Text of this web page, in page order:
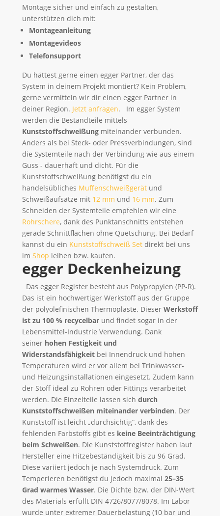
Montage sicher und einfach zu gestalten,
unterstützen dich mit:
Montageanleitung
Montagevideos
Telefonsupport
Du hättest gerne einen egger Partner, der das
System in deinem Projekt montiert? Kein Problem,
gerne vermitteln wir dir einen egger Partner in
deiner Region. Jetzt anfragen. Im egger System
werden die Bestandteile mittels
Kunststoffschweißungmiteinander verbunden.
Anders als bei Steck- oder Pressverbindungen, sind
die Systemteile nach der Verbindung wie aus einem
Guss - dauerhaft und dicht. Für die
Kunststoffschweißung benötigst du ein
handelsübliches Muffenschweißgerätund
Schweißaufsätze mit 12 mm und 16 mm. Zum
Schneiden der Systemteile empfehlen wir eine
Rohrschere, dank des Punktanschnitts entstehen
gerade Schnittflächen ohne Quetschung. Bei Bedarf
kannst du ein Kunststoffschweiß Setdirekt bei uns
im Shop leihen bzw. kaufen.
egger Deckenheizung
Das egger Register besteht aus Polypropylen (PP-R).
Das ist ein hochwertiger Werkstoff aus der Gruppe
der polyolefinischen Thermoplaste. Dieser Werkstoff
ist zu 100 % recycelbarund findet sogar in der
Lebensmittel-Industrie Verwendung. Dank
seiner hohen Festigkeit und
Widerstandsfähigkeitbei Innendruck und hohen
Temperaturen wird er vor allem bei Trinkwasser-
und Heizungsinstallationen eingesetzt. Zudem kann
der Stoff ideal zu Rohren oder Fittings verarbeitet
werden. Die Einzelteile lassen sich durch
Kunststoffschweißen miteinander verbinden. Der
Kunststoff ist leicht „durchsichtig“, dank des
fehlenden Farbstoffs gibt es keine Beeinträchtigung
beim Schweißen. Die Kunststoffregister haben laut
Hersteller eine Hitzebeständigkeit bis zu 96 Grad.
Diese variiert jedoch je nach Systemdruck. Zum
Temperieren benötigst du jedoch maximal 25–35
Grad warmes Wasser. Die Dichte bzw. der DIN-Wert
des Materials erfüllt DIN 4726/8077/8078. Im Labor
wurde unter extremer Dauerbelastung (10 bar und